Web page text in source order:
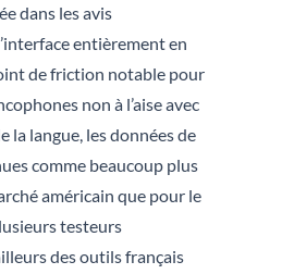
dans les avis
entièrement en
de friction notable pour
non à l’aise avec
la langue, les données de
comme beaucoup plus
américain que pour le
testeurs
des outils français